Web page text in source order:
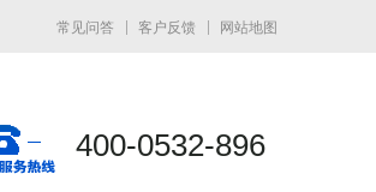
常见问答 客户反馈 网站地图
400-0532-896